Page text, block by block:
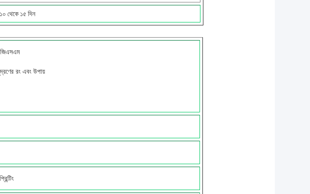
থেকে ১৫ দিন
রং এবং উপায়